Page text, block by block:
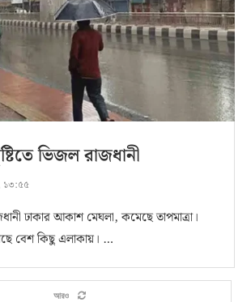
ভিজল রাজধানী
১৩:৫৫
ঢাকার আকাশ মেঘলা, কমেছে তাপমাত্রা।
বেশ কিছু এলাকায়। …
আরও